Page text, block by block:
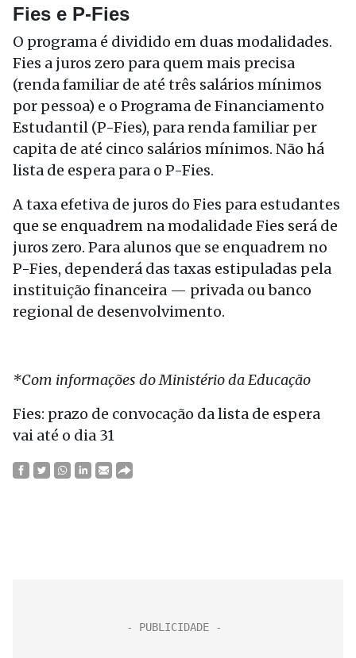
Fies e P-Fies
O programa é dividido em duas modalidades.
Fies a juros zero para quem mais precisa
(renda familiar de até três salários mínimos
por pessoa) e o Programa de Financiamento
Estudantil (P-Fies), para renda familiar per
capita de até cinco salários mínimos. Não há
lista de espera para o P-Fies.
A taxa efetiva de juros do Fies para estudantes
que se enquadrem na modalidade Fies será de
juros zero. Para alunos que se enquadrem no
P-Fies, dependerá das taxas estipuladas pela
instituição financeira — privada ou banco
regional de desenvolvimento.
*Com informações do Ministério da Educação
Fies: prazo de convocação da lista de espera
vai até o dia 31